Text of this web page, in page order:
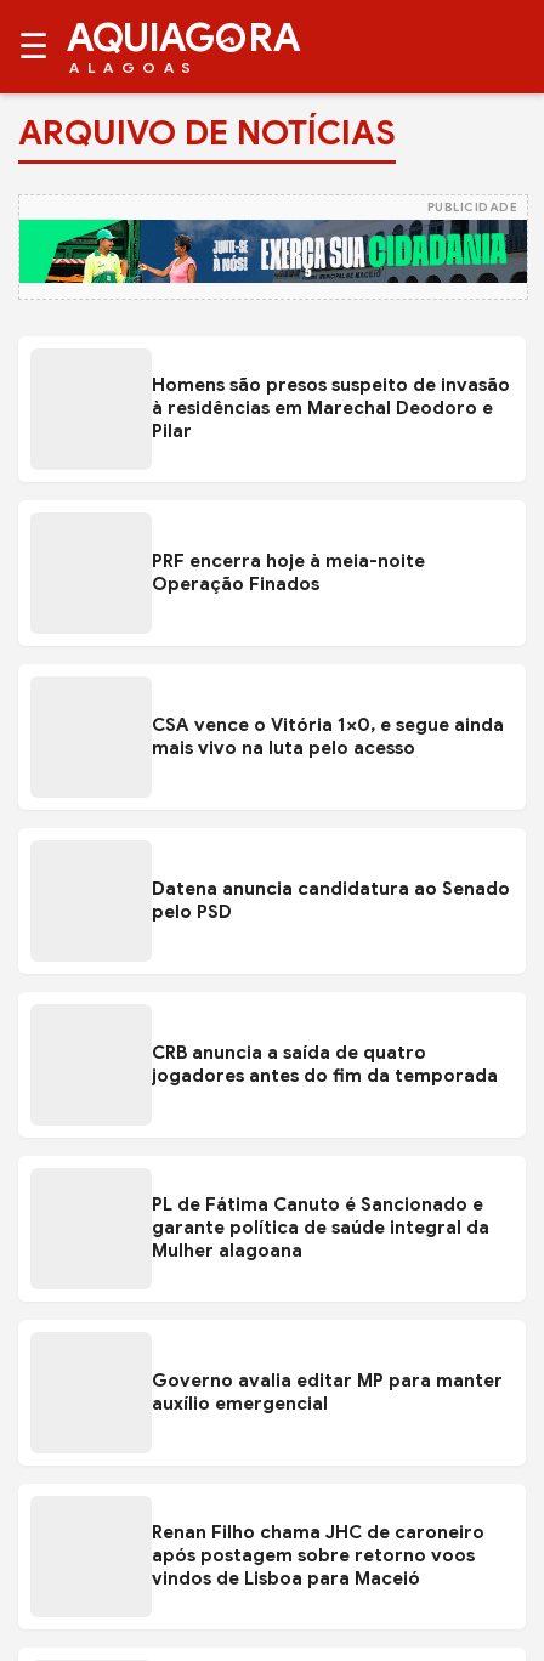
☰ AQUIAG RA
ALAGOAS
ARQUIVO DE NOTÍCIAS
PUBLICIDADE
Homens são presos suspeito de invasão
à residências em Marechal Deodoro e
Pilar
PRF encerra hoje à meia-noite
Operação Finados
CSA vence o Vitória 1×0, e segue ainda
mais vivo na luta pelo acesso
Datena anuncia candidatura ao Senado
pelo PSD
CRB anuncia a saída de quatro
jogadores antes do fim da temporada
PL de Fátima Canuto é Sancionado e
garante política de saúde integral da
Mulher alagoana
Governo avalia editar MP para manter
auxílio emergencial
Renan Filho chama JHC de caroneiro
após postagem sobre retorno voos
vindos de Lisboa para Maceió